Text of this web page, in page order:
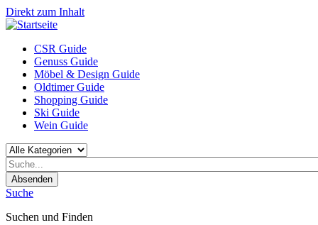
Direkt zum Inhalt
CSR Guide
Genuss Guide
Möbel & Design Guide
Oldtimer Guide
Shopping Guide
Ski Guide
Wein Guide
Absenden
Suche
Suchen und Finden